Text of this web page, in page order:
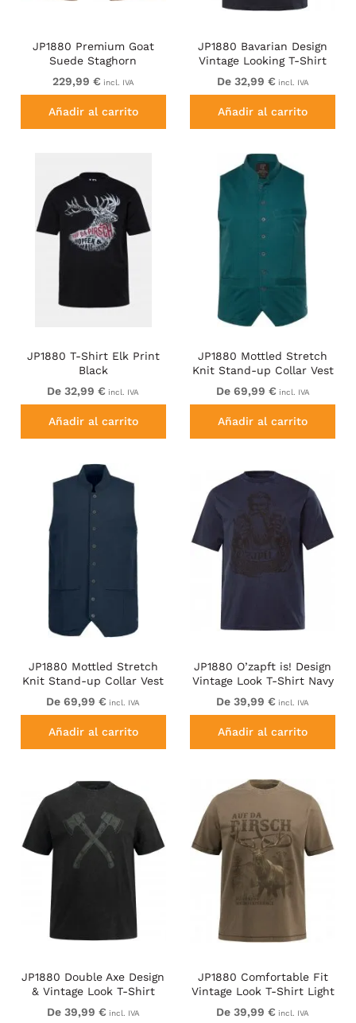
JP1880 Premium Goat
Suede Staghorn
Embroidery Shorts
Leather Brown
229,99 € incl. IVA
Añadir al carrito
JP1880 Bavarian Design
Vintage Looking T-Shirt
Navy Blue
De 32,99 € incl. IVA
Añadir al carrito
JP1880 T-Shirt Elk Print
Black
De 32,99 € incl. IVA
Añadir al carrito
JP1880 Mottled Stretch
Knit Stand-up Collar Vest
Turquoise Blue
De 69,99 € incl. IVA
Añadir al carrito
JP1880 Mottled Stretch
Knit Stand-up Collar Vest
Navy Blue
De 69,99 € incl. IVA
Añadir al carrito
JP1880 O’zapft is! Design
Vintage Look T-Shirt Navy
Blue
De 39,99 € incl. IVA
Añadir al carrito
JP1880 Double Axe Design
& Vintage Look T-Shirt
Black
De 39,99 € incl. IVA
JP1880 Comfortable Fit
Vintage Look T-Shirt Light
Brown
De 39,99 € incl. IVA